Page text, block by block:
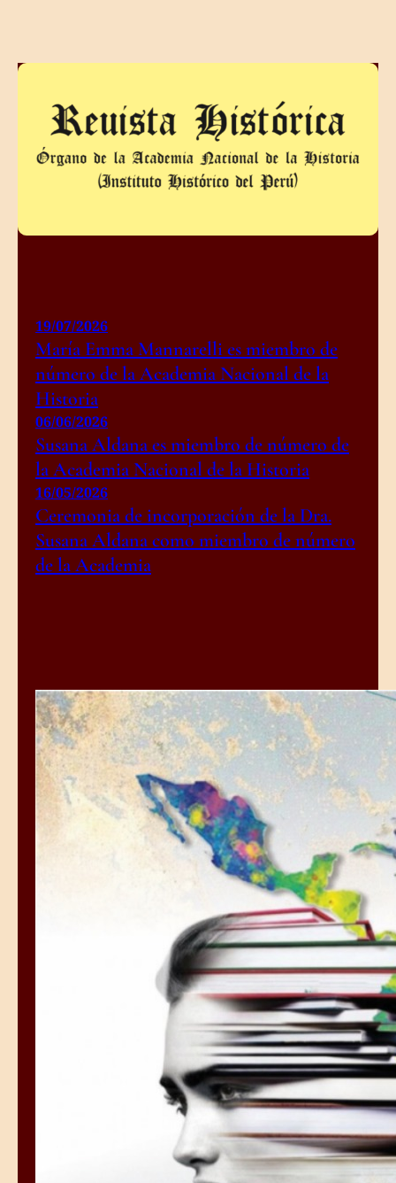
19/07/2026
María Emma Mannarelli es miembro de
número de la Academia Nacional de la
Historia
06/06/2026
Susana Aldana es miembro de número de
la Academia Nacional de la Historia
16/05/2026
Ceremonia de incorporación de la Dra.
Susana Aldana como miembro de número
de la Academia